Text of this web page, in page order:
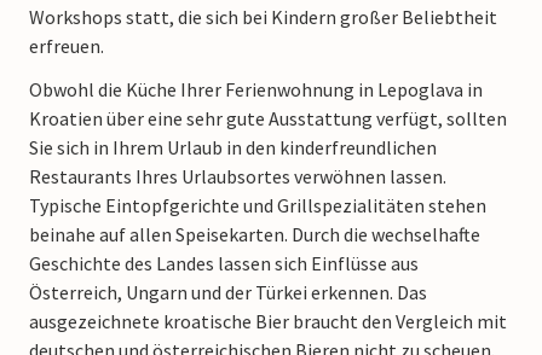
Workshops statt, die sich bei Kindern großer Beliebtheit
erfreuen.
Obwohl die Küche Ihrer Ferienwohnung in Lepoglava in
Kroatien über eine sehr gute Ausstattung verfügt, sollten
Sie sich in Ihrem Urlaub in den kinderfreundlichen
Restaurants Ihres Urlaubsortes verwöhnen lassen.
Typische Eintopfgerichte und Grillspezialitäten stehen
beinahe auf allen Speisekarten. Durch die wechselhafte
Geschichte des Landes lassen sich Einflüsse aus
Österreich, Ungarn und der Türkei erkennen. Das
ausgezeichnete kroatische Bier braucht den Vergleich mit
deutschen und österreichischen Bieren nicht zu scheuen.